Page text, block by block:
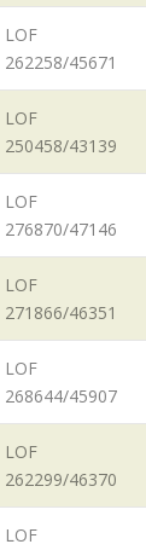
LOF
262258/45671
LOF
250458/43139
LOF
276870/47146
LOF
271866/46351
LOF
268644/45907
LOF
262299/46370
LOF